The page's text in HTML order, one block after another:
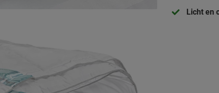
Licht en